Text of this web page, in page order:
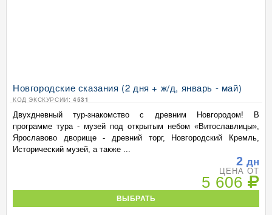
Новгородские сказания (2 дня + ж/д, январь - май)
КОД ЭКСКУРСИИ: 4531
Двухдневный тур-знакомство с древним Новгородом! В
программе тура - музей под открытым небом «Витославлицы»,
Ярославово дворище - древний торг, Новгородский Кремль,
Исторический музей, а также ...
2 дн
ЦЕНА ОТ
5 606
ВЫБРАТЬ